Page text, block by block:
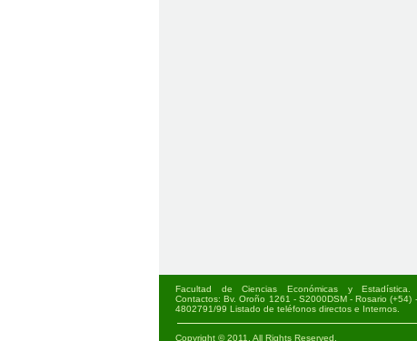
Facultad de Ciencias Económicas y Estadística.
Contactos: Bv. Oroño 1261 - S2000DSM - Rosario (+54)
4802791/99 Listado de teléfonos directos e Internos
Copyright © 2011. All Rights Reserved.